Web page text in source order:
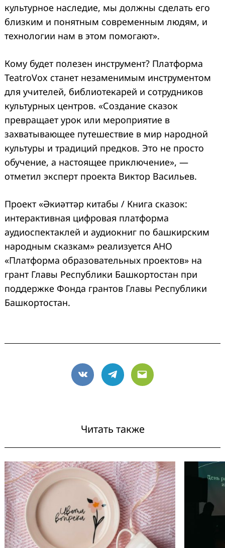
культурное наследие, мы должны сделать его
близким и понятным современным людям, и
технологии нам в этом помогают».
Кому будет полезен инструмент? Платформа
TeatroVox станет незаменимым инструментом
для учителей, библиотекарей и сотрудников
культурных центров. «Создание сказок
превращает урок или мероприятие в
захватывающее путешествие в мир народной
культуры и традиций предков. Это не просто
обучение, а настоящее приключение», —
отметил эксперт проекта Виктор Васильев.
Проект «Әкиәттәр китабы / Книга сказок:
интерактивная цифровая платформа
аудиоспектаклей и аудиокниг по башкирским
народным сказкам» реализуется АНО
«Платформа образовательных проектов» на
грант Главы Республики Башкортостан при
поддержке Фонда грантов Главы Республики
Башкортостан.
VK Telegram
Email
Читать также
Search
for: